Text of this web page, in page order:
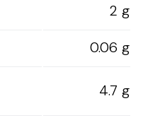
2 g
0.06 g
4.7 g